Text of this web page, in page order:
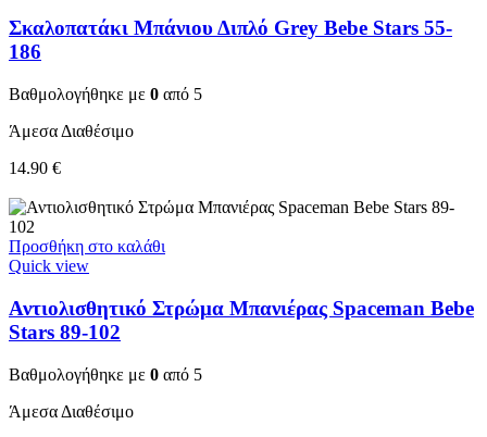
Σκαλοπατάκι Μπάνιου Διπλό Grey Bebe Stars 55-
186
Βαθμολογήθηκε με 0 από 5
Άμεσα Διαθέσιμο
14.90 €
Προσθήκη στο καλάθι
Quick view
Αντιολισθητικό Στρώμα Μπανιέρας Spaceman Bebe
Stars 89-102
Βαθμολογήθηκε με 0 από 5
Άμεσα Διαθέσιμο